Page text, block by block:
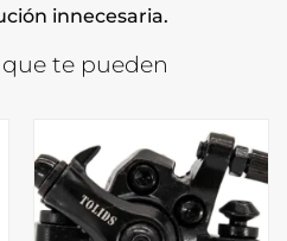
innecesaria.
te pueden